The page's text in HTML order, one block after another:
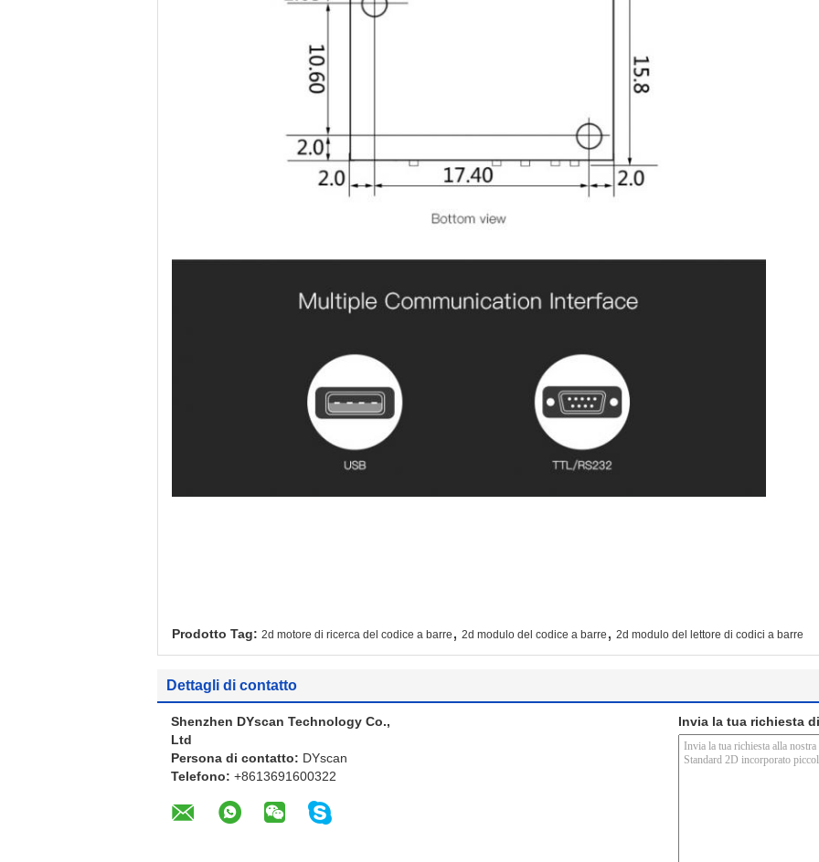
Prodotto Tag: 2d motore di ricerca del codice a barre , 2d modulo del codice a barre , 2d modulo del lettore di codici a barre
Dettagli di contatto
Shenzhen DYscan Technology Co.,
Ltd
Persona di contatto: DYscan
Telefono: +8613691600322
Invia la tua richiesta